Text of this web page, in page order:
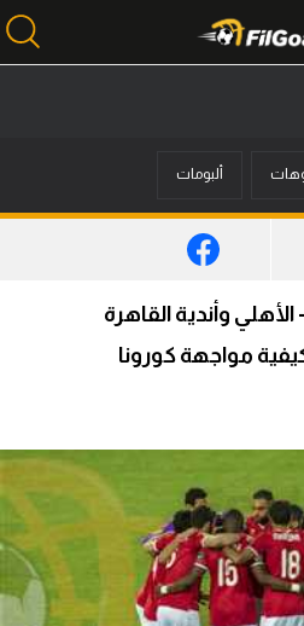
ألبومات
وأندية القاهرة
مواجهة كورونا